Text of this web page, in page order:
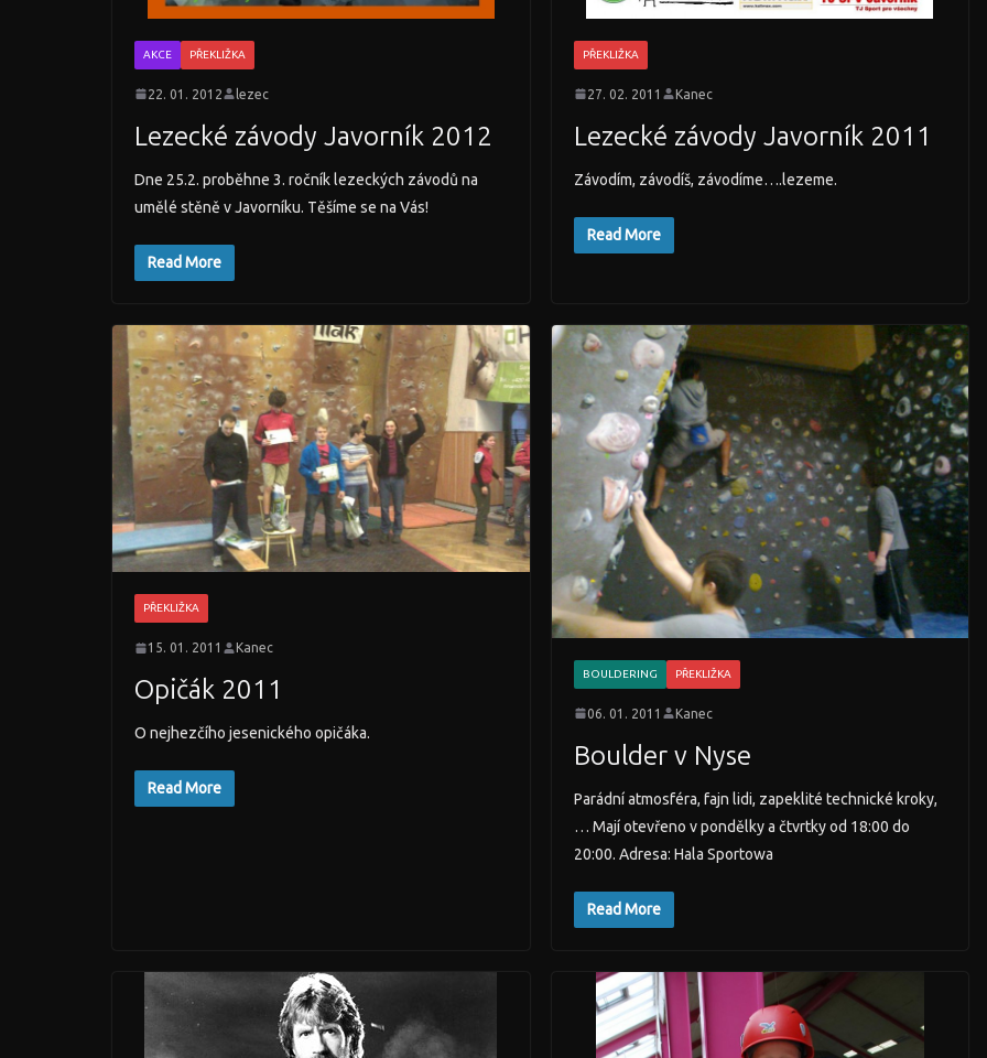
AKCE PŘEKLIŽKA
22. 01. 2012 lezec
Lezecké závody Javorník 2012
Dne 25.2. proběhne 3. ročník lezeckých závodů na
umělé stěně v Javorníku. Těšíme se na Vás!
Read More
PŘEKLIŽKA
27. 02. 2011 Kanec
Lezecké závody Javorník 2011
Závodím, závodíš, závodíme….lezeme.
Read More
PŘEKLIŽKA
15. 01. 2011 Kanec
Opičák 2011
O nejhezčího jesenického opičáka.
Read More
BOULDERING PŘEKLIŽKA
06. 01. 2011 Kanec
Boulder v Nyse
Parádní atmosféra, fajn lidi, zapeklité technické kroky,
… Mají otevřeno v pondělky a čtvrtky od 18:00 do
20:00. Adresa: Hala Sportowa
Read More